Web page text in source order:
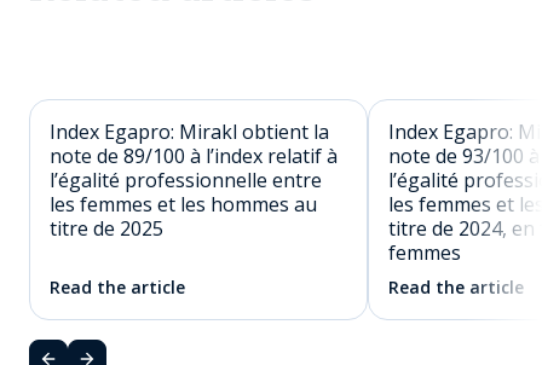
Index Egapro: Mirakl obtient la
note de 89/100 à l’index relatif à
l’égalité professionnelle entre
les femmes et les hommes au
titre de 2025
Read the article
Index Egapro:
note de 93/100
l’égalité
les femmes et
titre de 2024, en
femmes
Read the article